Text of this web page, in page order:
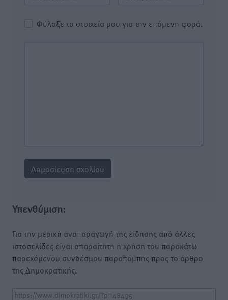
Φύλαξε τα στοιχεία μου για την επόμενη φορά.
Υπενθύμιση:
Για την μερική αναπαραγωγή της είδησης από άλλες
ιστοσελίδες είναι απαραίτητη η χρήση του παρακάτω
παρεχόμενου συνδέσμου παραπομπής προς το άρθρο
της Δημοκρατικής.